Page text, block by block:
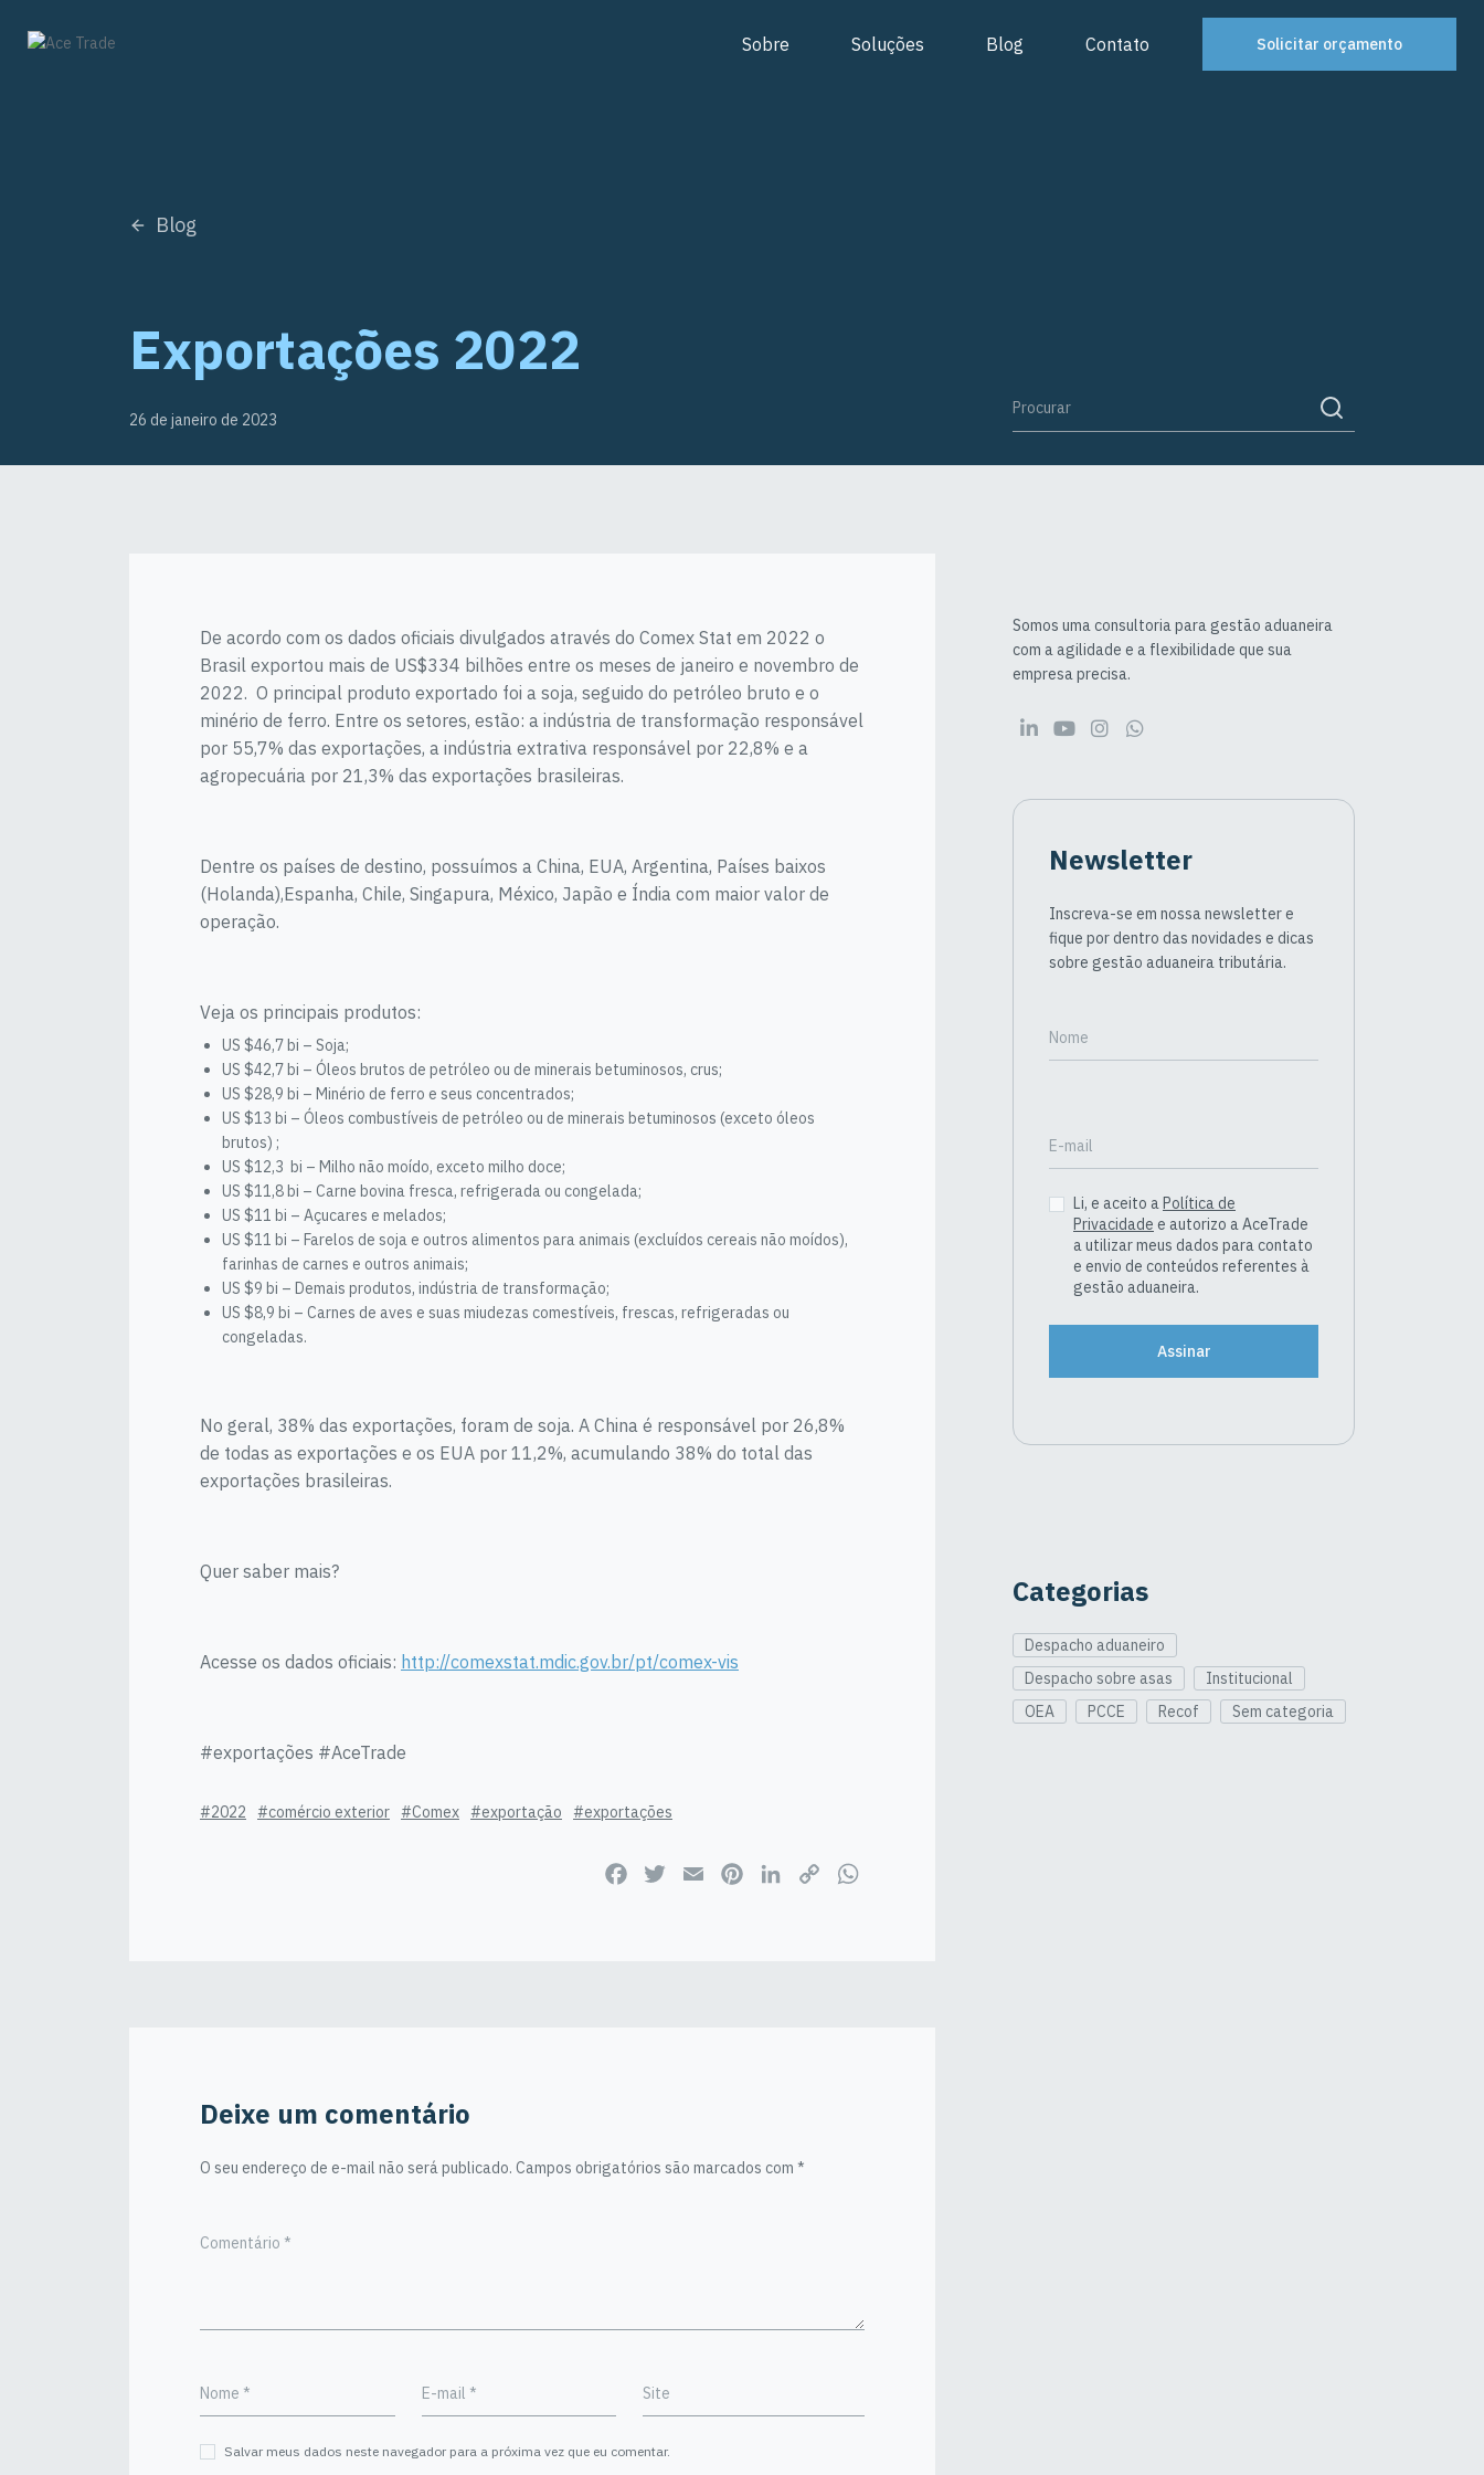
para
Sobre Soluções Blog Contato Solicitar orçamento
Blog
Exportações 2022
26 de janeiro de 2023
De acordo com os dados oficiais divulgados através do Comex Stat em 2022 o
Brasil exportou mais de US$334 bilhões entre os meses de janeiro e novembro de
2022. O principal produto exportado foi a soja, seguido do petróleo bruto e o
minério de ferro. Entre os setores, estão: a indústria de transformação responsável
por 55,7% das exportações, a indústria extrativa responsável por 22,8% e a
agropecuária por 21,3% das exportações brasileiras.
Dentre os países de destino, possuímos a China, EUA, Argentina, Países baixos
(Holanda),Espanha, Chile, Singapura, México, Japão e Índia com maior valor de
operação.
Veja os principais produtos:
US $46,7 bi – Soja;
US $42,7 bi – Óleos brutos de petróleo ou de minerais betuminosos, crus;
US $28,9 bi – Minério de ferro e seus concentrados;
US $13 bi – Óleos combustíveis de petróleo ou de minerais betuminosos (exceto óleos
brutos) ;
US $12,3 bi – Milho não moído, exceto milho doce;
US $11,8 bi – Carne bovina fresca, refrigerada ou congelada;
US $11 bi – Açucares e melados;
US $11 bi – Farelos de soja e outros alimentos para animais (excluídos cereais não moídos),
farinhas de carnes e outros animais;
US $9 bi – Demais produtos, indústria de transformação;
US $8,9 bi – Carnes de aves e suas miudezas comestíveis, frescas, refrigeradas ou
congeladas.
No geral, 38% das exportações, foram de soja. A China é responsável por 26,8%
de todas as exportações e os EUA por 11,2%, acumulando 38% do total das
exportações brasileiras.
Quer saber mais?
Acesse os dados oficiais: http://comexstat.mdic.gov.br/pt/comex-vis
#exportações #AceTrade
#2022 #comércio exterior #Comex #exportação #exportações
FacebookTwitterEmail PinterestLinkedIn
Copy
WhatsApp
Deixe um comentário
O seu endereço de e-mail não será publicado. Campos obrigatórios são marcados com *
Comentário *
Nome * E-mail * Site
Salvar meus dados neste navegador para a próxima vez que eu comentar.
Somos uma consultoria para gestão aduaneira
com a agilidade e a flexibilidade que sua
empresa precisa.
Newsletter
Inscreva-se em nossa newsletter e
fique por dentro das novidades e dicas
sobre gestão aduaneira tributária.
Nome
E-mail
Li, e aceito aPolítica de
Privacidade e autorizo a AceTrade
a utilizar meus dados para contato
e envio de conteúdos referentes à
gestão aduaneira.
Assinar
Categorias
Despacho aduaneiro
Despacho sobre asas
Institucional
OEA
PCCE Recof Sem categoria